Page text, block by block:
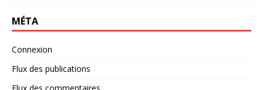
MÉTA
Connexion
Flux des publications